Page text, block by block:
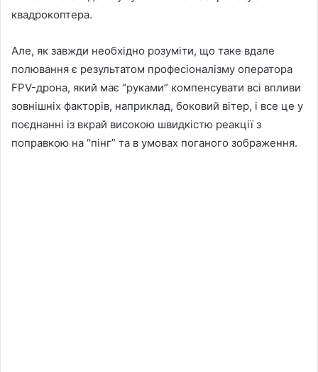
квадрокоптера.
Але, як завжди необхідно розуміти, що таке вдале
полювання є результатом професіоналізму оператора
FPV-дрона, який має “руками” компенсувати всі впливи
зовнішніх факторів, наприклад, боковий вітер, і все це у
поєднанні із вкрай високою швидкістю реакції з
поправкою на “пінг” та в умовах поганого зображення.